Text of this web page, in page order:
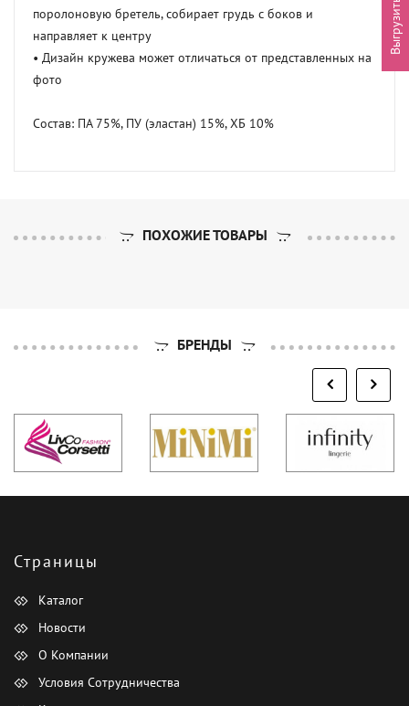
поролоновую бретель, собирает грудь с боков и
направляет к центру
• Дизайн кружева может отличаться от представленных на
фото
Состав: ПА 75%, ПУ (эластан) 15%, ХБ 10%
ПОХОЖИЕ ТОВАРЫ
БРЕНДЫ
Страницы
Каталог
Новости
О Компании
Условия Сотрудничества